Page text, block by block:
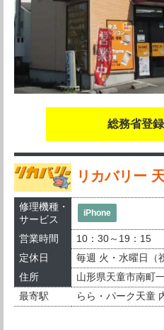
総務省登
リカバリー
修理機種・
サービス
iPhone
営業時間
10：30～19：15
定休日
毎週 火・水曜日（
住所
山形県天童市南町
最寄駅
らら・パーク天童